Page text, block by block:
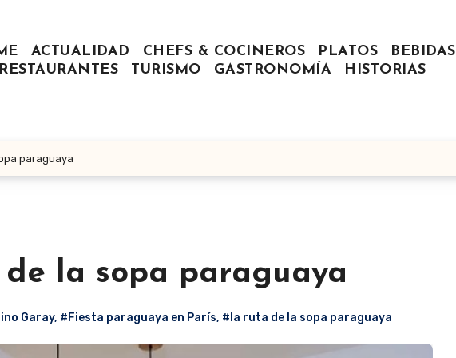
ACTUALIDAD CHEFS & COCINEROS PLATOS
BEBIDAS
RESTAURANTES
TURISMO GASTRONOMÍA HISTORIAS
paraguaya
la sopa paraguaya
Garay, #Fiesta paraguaya en París, #la ruta de la sopa paraguaya